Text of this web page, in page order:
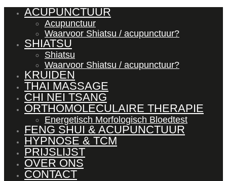
ACUPUNCTUUR
Acupunctuur
Waarvoor Shiatsu / acupunctuur?
SHIATSU
Shiatsu
Waarvoor Shiatsu / acupunctuur?
KRUIDEN
THAI MASSAGE
CHI NEI TSANG
ORTHOMOLECULAIRE THERAPIE
Energetisch Morfologisch Bloedtest
FENG SHUI & ACUPUNCTUUR
HYPNOSE & TCM
PRIJSLIJST
OVER ONS
CONTACT